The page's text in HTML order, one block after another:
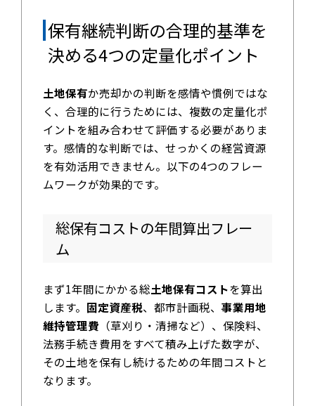
保有継続判断の合理的基準を
決める4つの定量化ポイント
土地保有か売却かの判断を感情や慣例ではな
く、合理的に行うためには、複数の定量化ポ
イントを組み合わせて評価する必要がありま
す。感情的な判断では、せっかくの経営資源
を有効活用できません。以下の4つのフレー
ムワークが効果的です。
総保有コストの年間算出フレー
ム
まず1年間にかかる総土地保有コストを算出
します。 固定資産税、都市計画税、 事業用地
維持管理費 （草刈り・清掃など）、保険料、
法務手続き費用をすべて積み上げた数字が、
その土地を保有し続けるための年間コストと
なります。